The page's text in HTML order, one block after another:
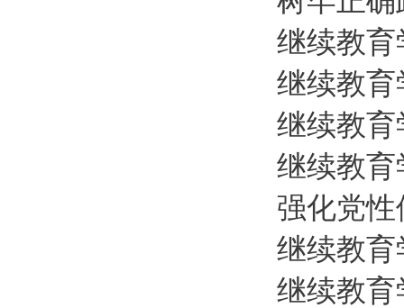
继续教
继续教
继续教
继续教
强化党
继续教
继续教